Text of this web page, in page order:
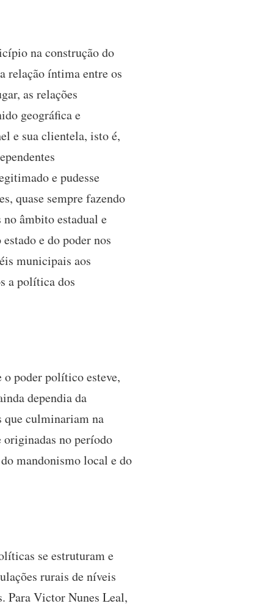
na construção do
relação íntima entre os
as relações
geográfica e
e sua clientela, isto é,
e pudesse
quase sempre fazendo
âmbito estadual e
e do poder nos
municipais aos
a política dos
poder político esteve,
dependia da
que culminariam na
no período
mandonismo local e do
se estruturam e
rurais de níveis
Para Victor Nunes Leal,